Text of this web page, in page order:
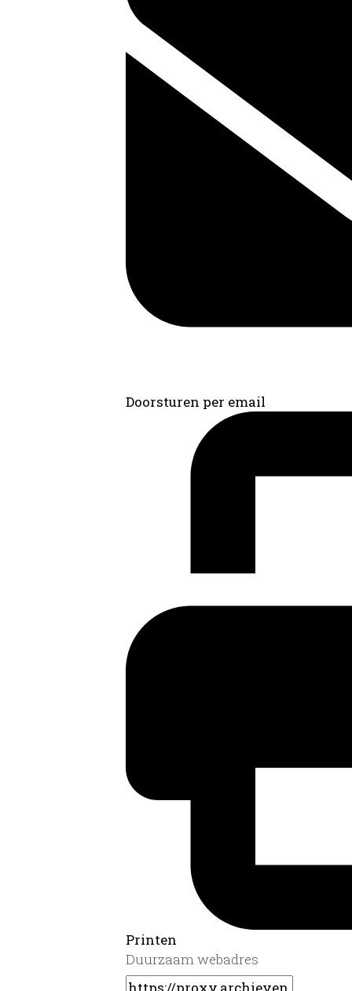
Doorsturen per email
Printen
Duurzaam webadres